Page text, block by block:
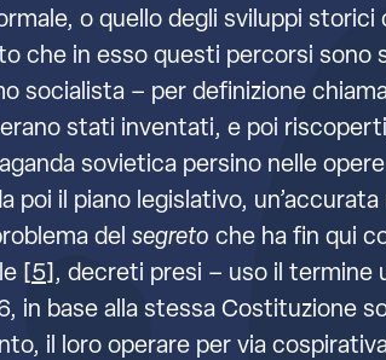
o quello degli sviluppi
che in esso questi percorsi sono
socialista – per definizione
stati inventati, e poi
sovietica persino nelle
poi il piano legislativo,
del segreto che ha fin qui
[5], decreti presi – uso il termine
in base alla stessa Costituzione
il loro operare per via